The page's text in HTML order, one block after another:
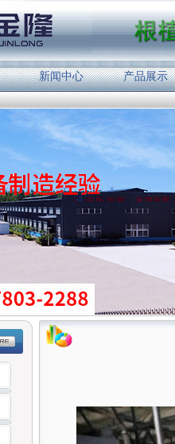
新闻中心 产品展示